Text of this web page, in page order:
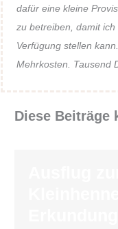
dafür eine kleine
zu betreiben, damit
Verfügung stellen
Mehrkosten. Tausend
Diese Beiträge